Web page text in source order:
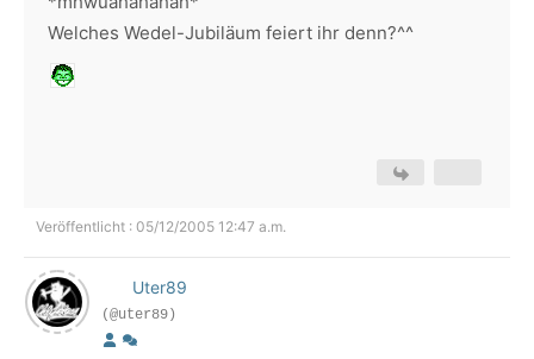
Welches Wedel-Jubiläum feiert ihr denn?^^
Veröffentlicht : 05/12/2005 12:47 a.m.
Uter89
(@uter89)